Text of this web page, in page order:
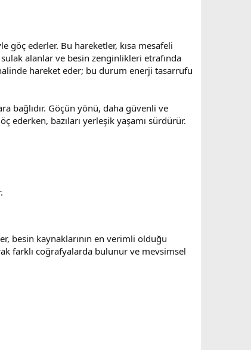
göç ederler. Bu hareketler, kısa mesafeli
alanlar ve besin zenginlikleri etrafında
hareket eder; bu durum enerji tasarrufu
bağlıdır. Göçün yönü, daha güvenli ve
ederken, bazıları yerleşik yaşamı sürdürür.
besin kaynaklarının en verimli olduğu
farklı coğrafyalarda bulunur ve mevsimsel